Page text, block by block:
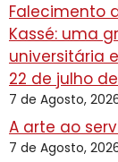
Falecimento
Kassé: uma
universitária
22 de julho
7 de Agosto,
A arte ao
7 de Agosto,